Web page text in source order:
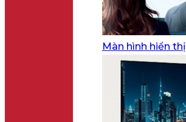
Màn hình hiển thị